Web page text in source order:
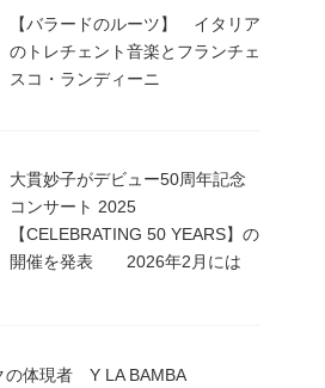
【バラードのルーツ】 イタリア
のトレチェント音楽とフランチェ
スコ・ランディーニ
大貫妙子がデビュー50周年記念
コンサート 2025
【CELEBRATING 50 YEARS】の
開催を発表 2026年2月には
の体現者 Y LA BAMBA